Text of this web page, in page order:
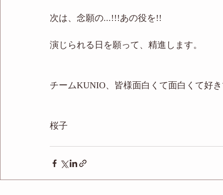
次は、念願の...!!!あの役を!!
演じられる日を願って、精進します。
チームKUNIO、皆様面白くて面白くて好
桜子